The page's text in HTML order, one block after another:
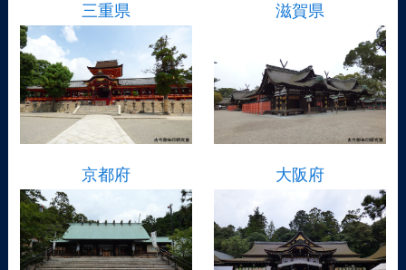
三重県 滋賀県
京都府 大阪府